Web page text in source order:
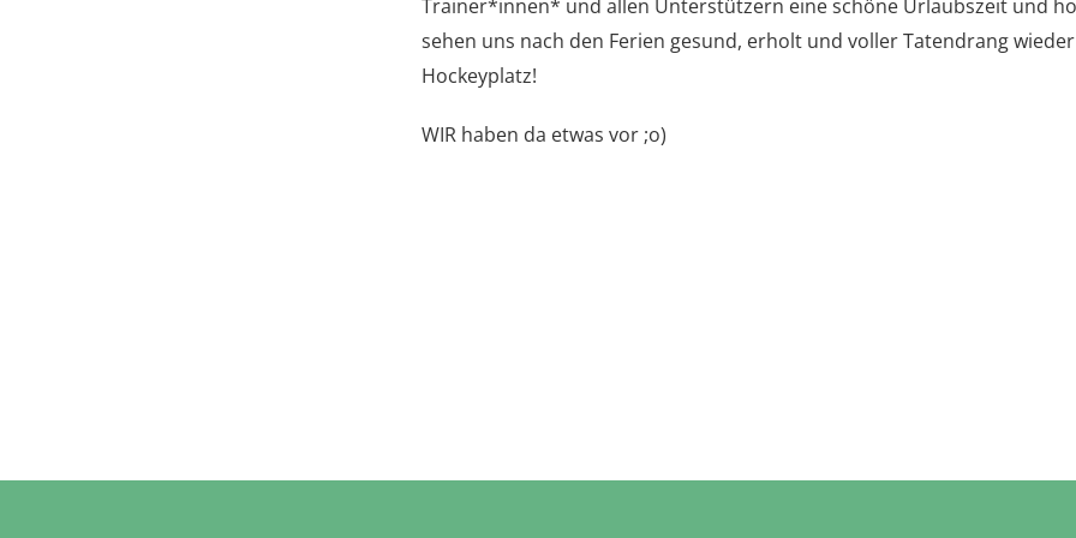
Trainer*innen* und allen Unterstützern eine schöne Urlaubszeit und
sehen uns nach den Ferien gesund, erholt und voller Tatendrang
Hockeyplatz!
WIR haben da etwas vor ;o)